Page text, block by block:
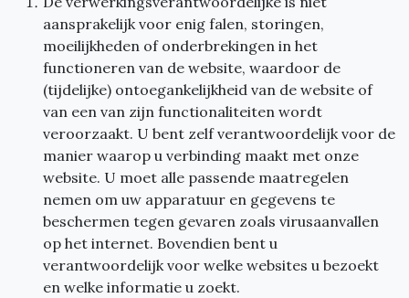
aansprakelijk voor enig falen, storingen,
moeilijkheden of onderbrekingen in het
functioneren van de website, waardoor de
(tijdelijke) ontoegankelijkheid van de website of
van een van zijn functionaliteiten wordt
veroorzaakt. U bent zelf verantwoordelijk voor de
manier waarop u verbinding maakt met onze
website. U moet alle passende maatregelen
nemen om uw apparatuur en gegevens te
beschermen tegen gevaren zoals virusaanvallen
op het internet. Bovendien bent u
verantwoordelijk voor welke websites u bezoekt
en welke informatie u zoekt.